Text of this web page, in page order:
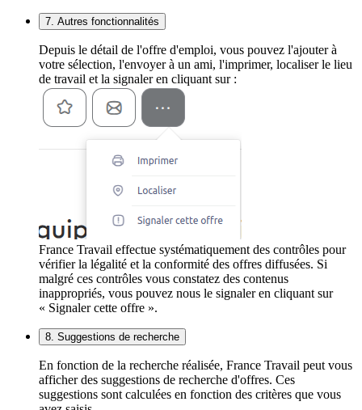
7. Autres fonctionnalités
Depuis le détail de l'offre d'emploi, vous pouvez l'ajouter à
votre sélection, l'envoyer à un ami, l'imprimer, localiser le lieu
de travail et la signaler en cliquant sur :
France Travail effectue systématiquement des contrôles pour
vérifier la légalité et la conformité des offres diffusées. Si
malgré ces contrôles vous constatez des contenus
inappropriés, vous pouvez nous le signaler en cliquant sur
« Signaler cette offre ».
8. Suggestions de recherche
En fonction de la recherche réalisée, France Travail peut vous
afficher des suggestions de recherche d'offres. Ces
suggestions sont calculées en fonction des critères que vous